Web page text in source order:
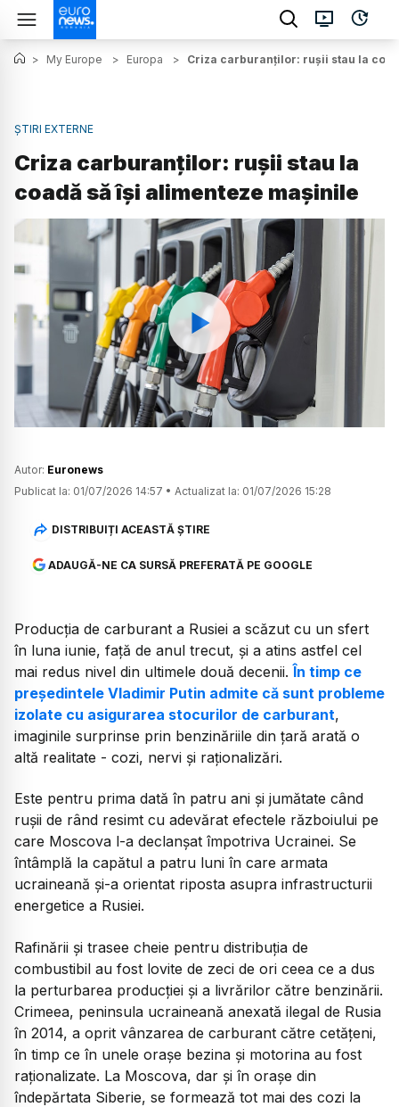
> My Europe > Europa > Criza carburanților: rușii stau la
ȘTIRI EXTERNE
Criza carburanților: rușii stau la
coadă să își alimenteze mașinile
Watch
Autor: Euronews
Publicat la: 01/07/2026 14:57 • Actualizat la: 01/07/2026 15:28
DISTRIBUIȚI ACEASTĂ ȘTIRE
ADAUGĂ-NE CA SURSĂ PREFERATĂ PE GOOGLE
Producția de carburant a Rusiei a scăzut cu un sfert
în luna iunie, față de anul trecut, și a atins astfel cel
mai redus nivel din ultimele două decenii.În timp ce
președintele Vladimir Putin admite că sunt probleme
izolate cu asigurarea stocurilor de carburant,
imaginile surprinse prin benzinăriile din țară arată o
altă realitate - cozi, nervi și raționalizări.
Este pentru prima dată în patru ani și jumătate când
rușii de rând resimt cu adevărat efectele războiului pe
care Moscova l-a declanșat împotriva Ucrainei. Se
întâmplă la capătul a patru luni în care armata
ucraineană și-a orientat riposta asupra infrastructurii
energetice a Rusiei.
Rafinării și trasee cheie pentru distribuția de
combustibil au fost lovite de zeci de ori ceea ce a dus
la perturbarea producției și a livrărilor către benzinării.
Crimeea, peninsula ucraineană anexată ilegal de Rusia
în 2014, a oprit vânzarea de carburant către cetățeni,
în timp ce în unele orașe bezina și motorina au fost
raționalizate. La Moscova, dar și în orașe din
îndepărtata Siberie, se formează tot mai des cozi la